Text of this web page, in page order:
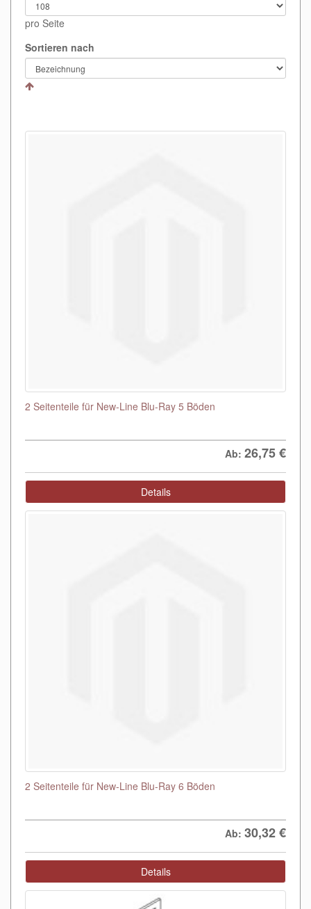
pro Seite
Sortieren nach
2 Seitenteile für New-Line Blu-Ray 5 Böden
Ab: 26,75€
Details
2 Seitenteile für New-Line Blu-Ray 6 Böden
Ab: 30,32€
Details